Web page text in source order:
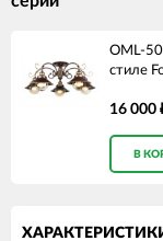
OML-
стиле
16 000
В